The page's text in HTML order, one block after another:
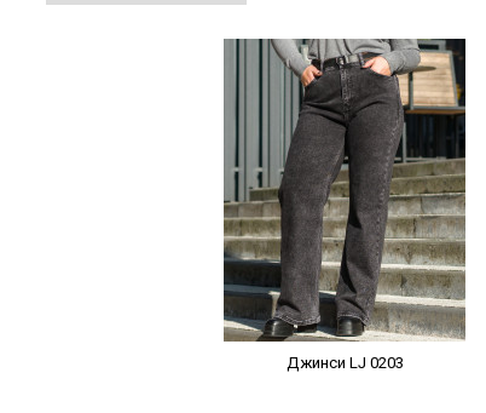
Наклейки Варіант з %
Джинси LJ 0203